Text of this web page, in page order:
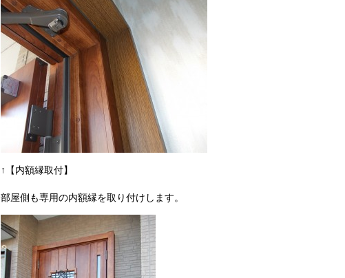
↑【内額縁取付】
部屋側も専用の内額縁を取り付けします。